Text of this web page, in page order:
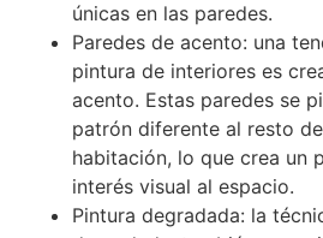
únicas en las paredes.
Paredes de acento: una
pintura de interiores es
acento. Estas paredes se
patrón diferente al resto
habitación, lo que crea un
interés visual al espacio.
Pintura degradada: la